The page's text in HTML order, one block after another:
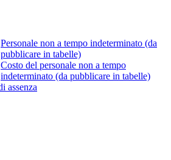
Personale non a tempo indeterminato (da
pubblicare in tabelle)
Costo del personale non a tempo
indeterminato (da pubblicare in tabelle)
assenza